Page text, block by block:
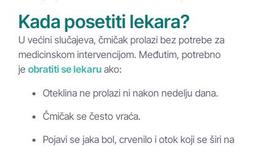
Kada posetiti lekara?
U većini slučajeva, čmičak prolazi bez potrebe za
medicinskom intervencijom. Međutim, potrebno
je obratiti se lekaru ako:
Oteklina ne prolazi ni nakon nedelju dana.
Čmičak se često vraća.
Pojavi se jaka bol, crvenilo i otok koji se širi na